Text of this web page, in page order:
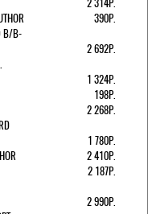
390Р.
B/B-
2 692Р.
1 324Р.
198Р.
2 268Р.
1 780Р.
2 410Р.
2 187Р.
2 990Р.